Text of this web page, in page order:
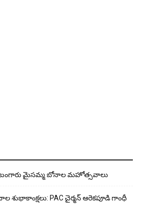
మైసమ్మ బోనాల మహోత్సవాలు
శుభాకాంక్షలు: PAC చైర్మన్ ఆరెకపూడి గాంధీ